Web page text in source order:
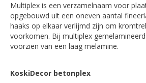
Multiplex is een verzamelnaam voor
opgebouwd uit een oneven aantal
haaks op elkaar verlijmd zijn om
voorkomen. Bij multiplex
voorzien van een laag melamine.
KoskiDecor betonplex